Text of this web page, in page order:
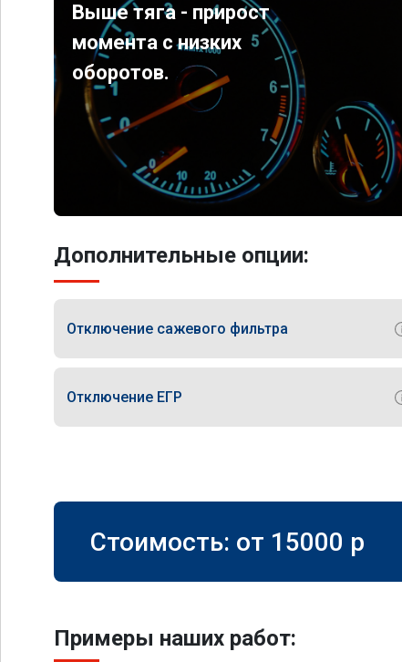
Выше тяга - прирост
момента с низких
оборотов.
Дополнительные опции:
Отключение сажевого фильтра
Отключение ЕГР
Стоимость: от 15000 p
Примеры наших работ: